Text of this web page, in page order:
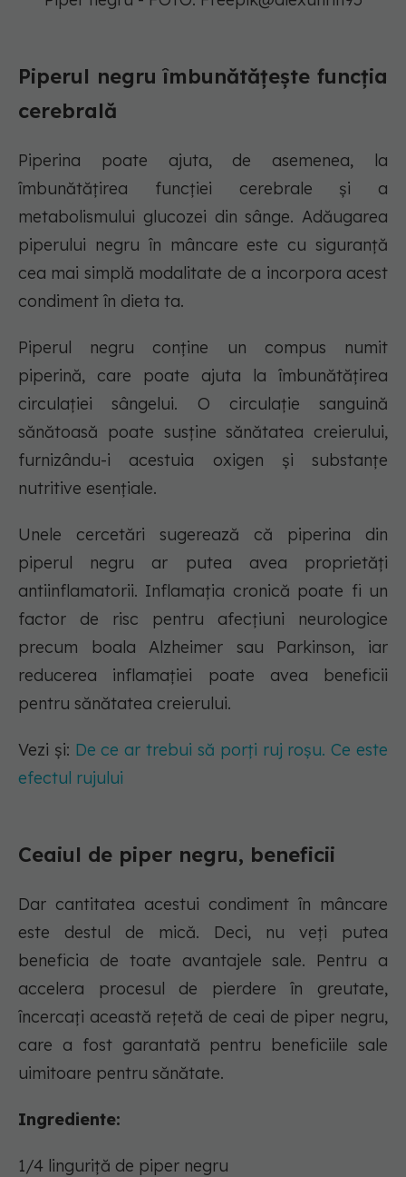
Piperul negru îmbunătățește funcția
cerebrală
Piperina poate ajuta, de asemenea, la
îmbunătățirea funcției cerebrale și a
metabolismului glucozei din sânge. Adăugarea
piperului negru în mâncare este cu siguranță
cea mai simplă modalitate de a incorpora acest
condiment în dieta ta.
Piperul negru conține un compus numit
piperină, care poate ajuta la îmbunătățirea
circulației sângelui. O circulație sanguină
sănătoasă poate susține sănătatea creierului,
furnizându-i acestuia oxigen și substanțe
nutritive esențiale.
Unele cercetări sugerează că piperina din
piperul negru ar putea avea proprietăți
antiinflamatorii. Inflamația cronică poate fi un
factor de risc pentru afecțiuni neurologice
precum boala Alzheimer sau Parkinson, iar
reducerea inflamației poate avea beneficii
pentru sănătatea creierului.
Vezi și: De ce ar trebui să porți ruj roșu. Ce este
efectul rujului
Ceaiul de piper negru, beneficii
Dar cantitatea acestui condiment în mâncare
este destul de mică. Deci, nu veți putea
beneficia de toate avantajele sale. Pentru a
accelera procesul de pierdere în greutate,
încercați această rețetă de ceai de piper negru,
care a fost garantată pentru beneficiile sale
uimitoare pentru sănătate.
Ingrediente:
1/4 linguriță de piper negru